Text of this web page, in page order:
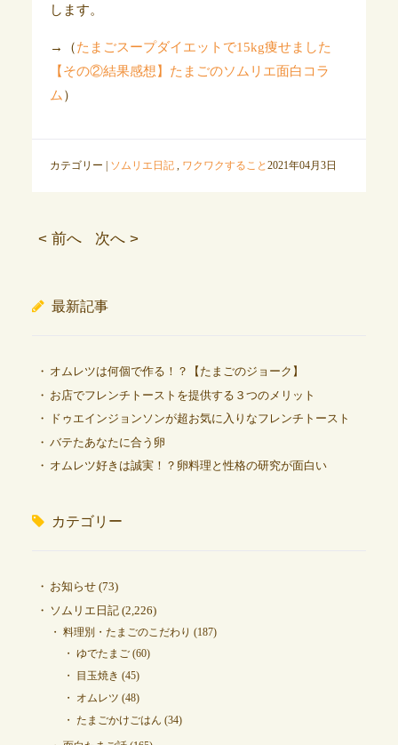
します。
→（たまごスープダイエットで15kg痩せました
【その②結果感想】たまごのソムリエ面白コラ
ム）
カテゴリー | ソムリエ日記, ワクワクすること 2021年04月3日
< 前へ 次へ >
最新記事
オムレツは何個で作る！？【たまごのジョーク】
お店でフレンチトーストを提供する３つのメリット
ドゥエインジョンソンが超お気に入りなフレンチトースト
バテたあなたに合う卵
オムレツ好きは誠実！？卵料理と性格の研究が面白い
カテゴリー
お知らせ(73)
ソムリエ日記(2,226)
料理別・たまごのこだわり (187)
ゆでたまご(60)
目玉焼き (45)
オムレツ (48)
たまごかけごはん (34)